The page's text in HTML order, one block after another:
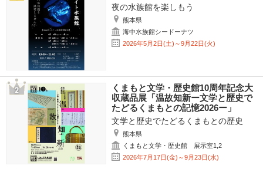
夜の水族館を楽しもう
熊本県
海中水族館シードーナツ
2026年5月2日(土)～9月22日(火)
くまもと文学・歴史館10周年記念大
収蔵品展「温故知新ー文学と歴史で
たどるくまもとの記憶2026ー」
文学と歴史でたどるくまもとの歴史
熊本県
くまもと文学・歴史館 展示室1,2
2026年7月17日(金)～9月23日(水)